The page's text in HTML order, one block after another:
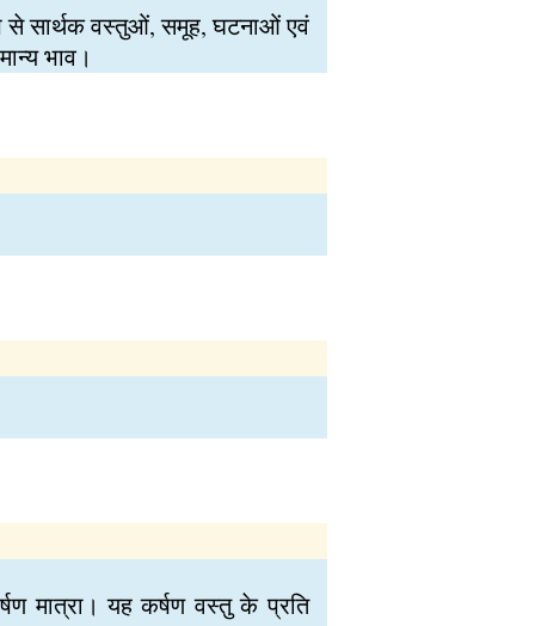
से सार्थक वस्तुओं, समूह, घटनाओं एवं
भाव।
मात्रा। यह कर्षण वस्तु के प्रति